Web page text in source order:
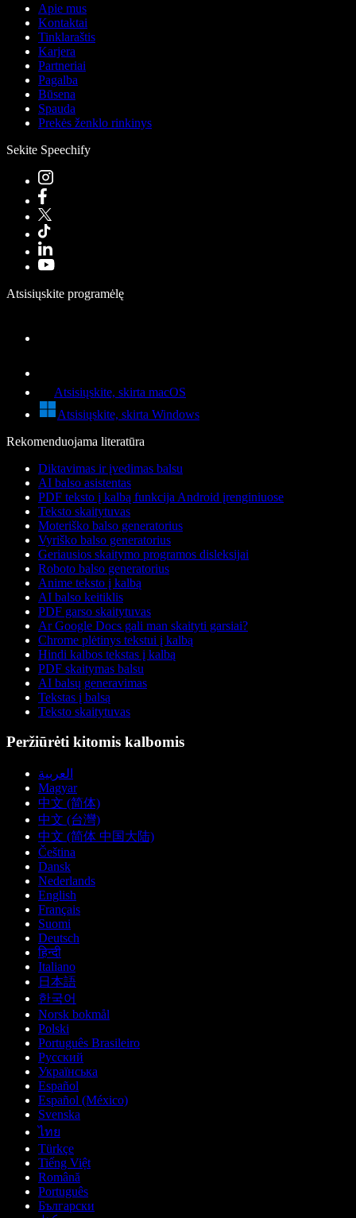
Apie mus
Kontaktai
Tinklaraštis
Karjera
Partneriai
Pagalba
Būsena
Spauda
Prekės ženklo rinkinys
Sekite Speechify
Atsisiųskite programėlę
Atsisiųskite, skirta macOS
Atsisiųskite, skirta Windows
Rekomenduojama literatūra
Diktavimas ir įvedimas balsu
AI balso asistentas
PDF teksto į kalbą funkcija Android įrenginiuose
Teksto skaitytuvas
Moteriško balso generatorius
Vyriško balso generatorius
Geriausios skaitymo programos disleksijai
Roboto balso generatorius
Anime teksto į kalbą
AI balso keitiklis
PDF garso skaitytuvas
Ar Google Docs gali man skaityti garsiai?
Chrome plėtinys tekstui į kalbą
Hindi kalbos tekstas į kalbą
PDF skaitymas balsu
AI balsų generavimas
Tekstas į balsą
Teksto skaitytuvas
Peržiūrėti kitomis kalbomis
العربية
Magyar
中文 (简体)
中文 (台灣)
中文 (简体 中国大陆)
Čeština
Dansk
Nederlands
English
Français
Suomi
Deutsch
हिन्दी
Italiano
日本語
한국어
Norsk bokmål
Polski
Português Brasileiro
Русский
Українська
Español
Español (México)
Svenska
ไทย
Türkçe
Tiếng Việt
Română
Português
Български